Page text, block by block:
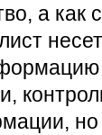
а как
но